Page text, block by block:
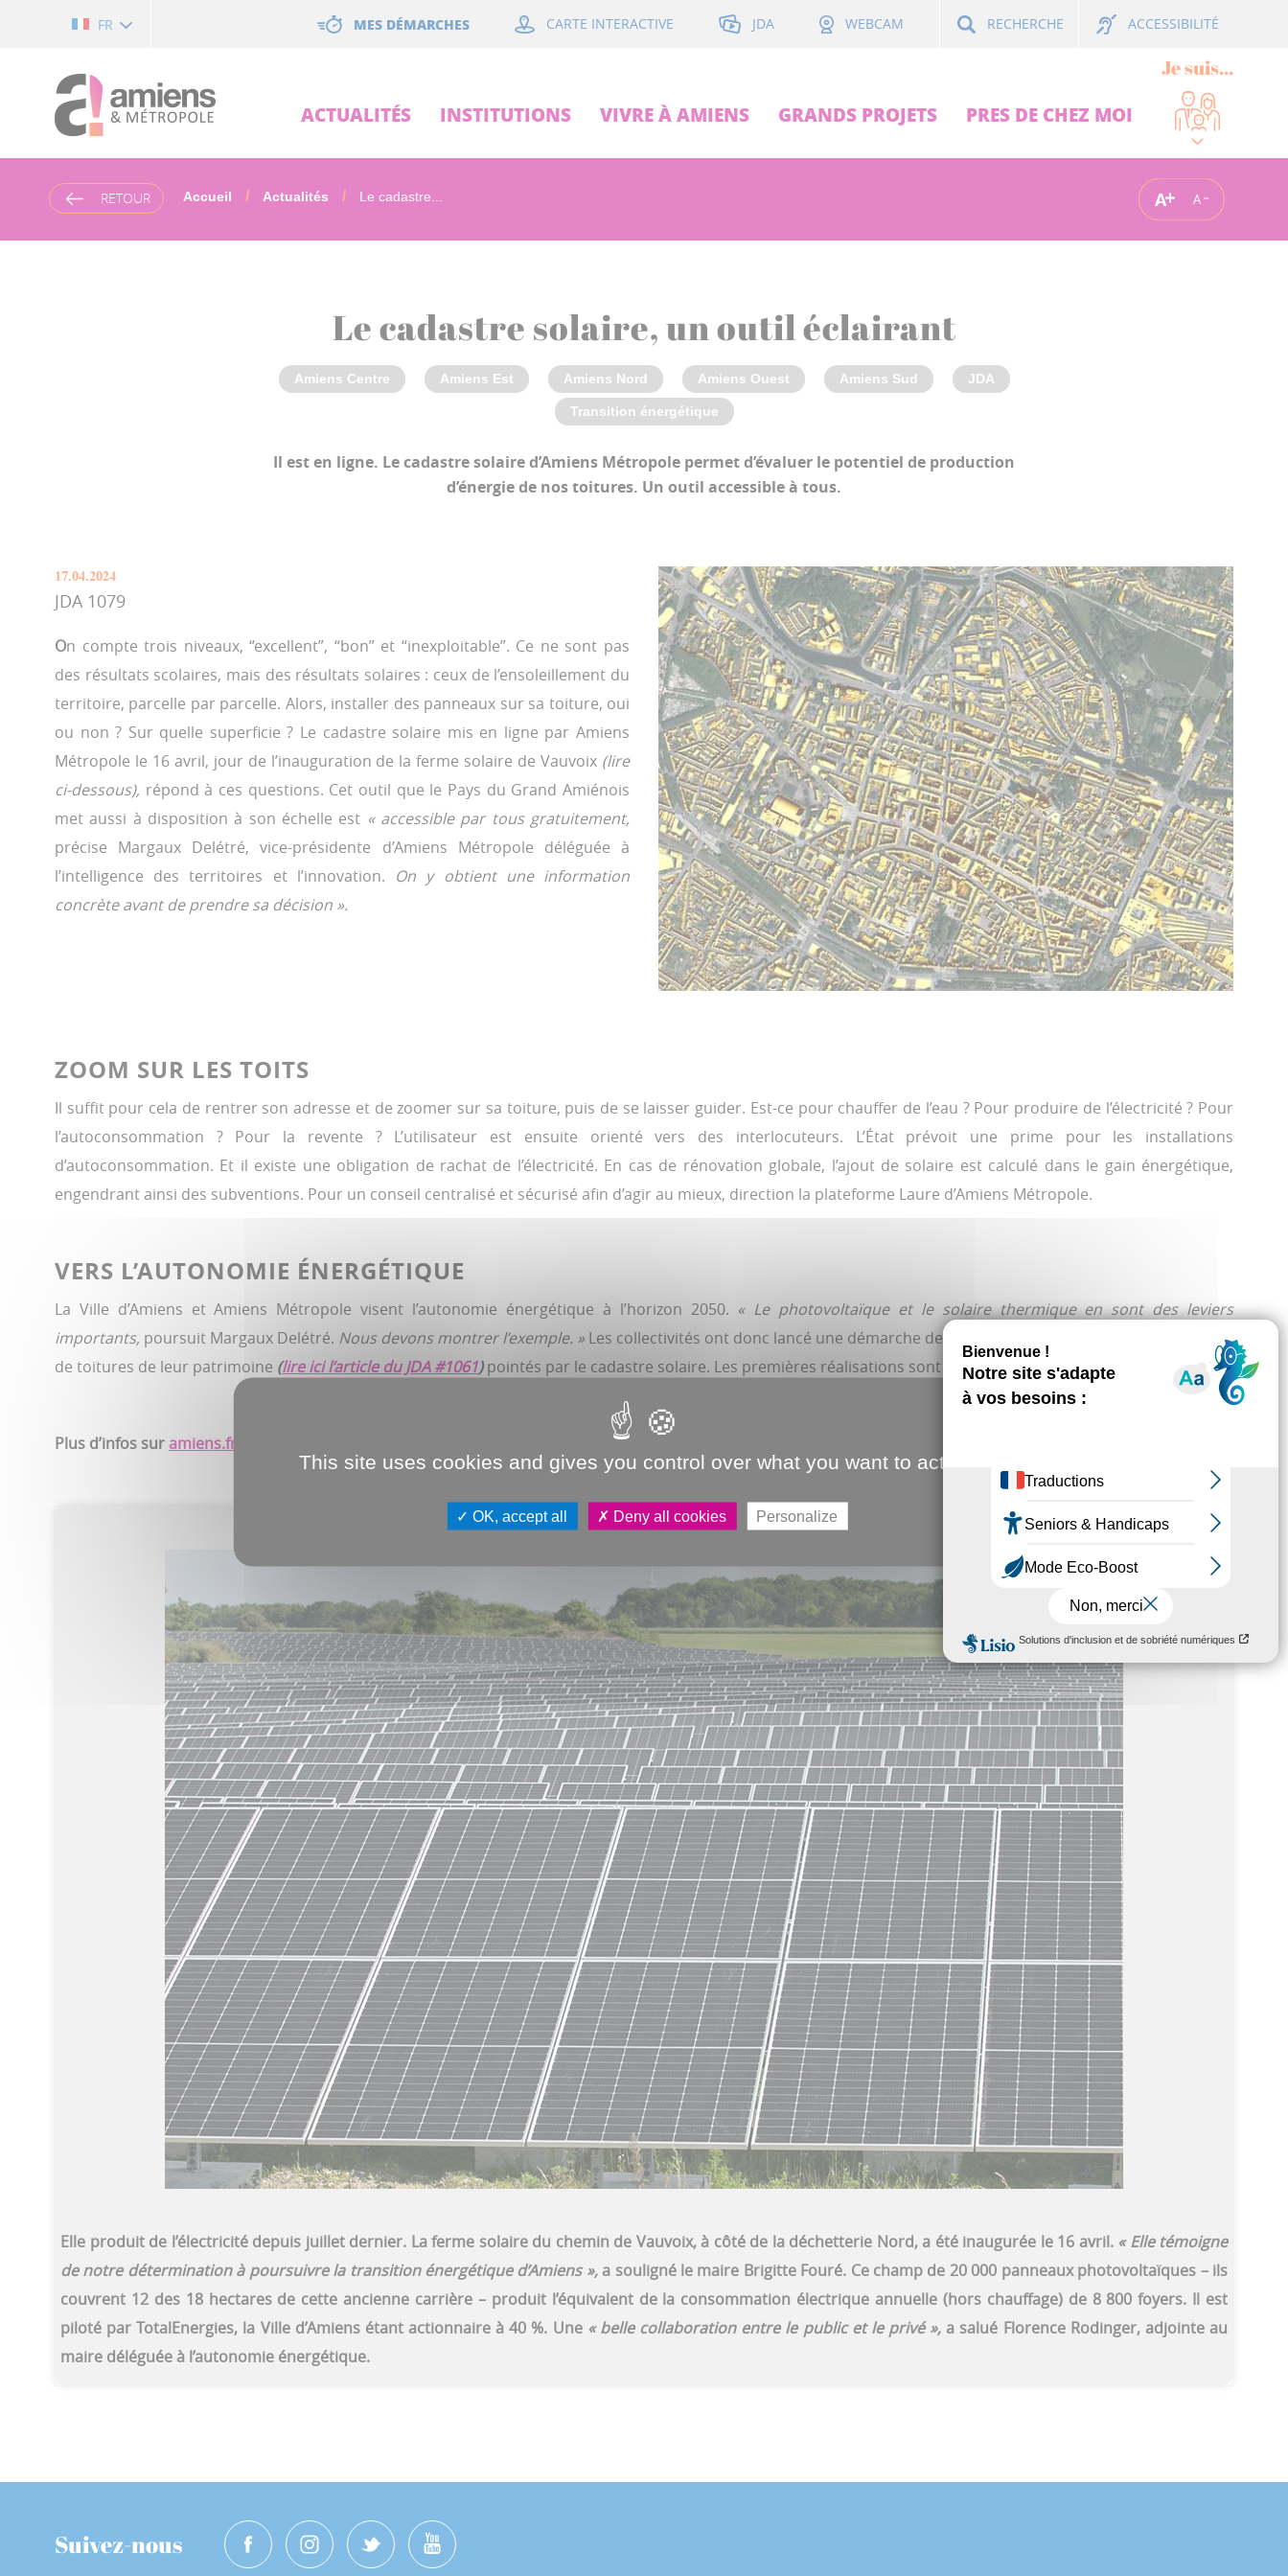
FR MES DÉMARCHES CARTE INTERACTIVE JDA WEBCAM RECHERCHE ACCESSIBILITÉ
ACTUALITÉS INSTITUTIONS VIVRE À AMIENS GRANDS PROJETS PRES DE CHEZ MOI
Je suis...
RETOUR Accueil Actualités Le cadastre... A A
Le cadastre solaire, un outil éclairant
Amiens Centre Amiens Est Amiens Nord Amiens Ouest Amiens Sud JDA
Transition énergétique
Il est en ligne. Le cadastre solaire d’Amiens Métropole permet d’évaluer le potentiel de production
d’énergie de nos toitures. Un outil accessible à tous.
17.04.2024
JDA 1079
On compte trois niveaux, “excellent”, “bon” et “inexploitable”. Ce ne sont pas
des résultats scolaires, mais des résultats solaires : ceux de l’ensoleillement du
territoire, parcelle par parcelle. Alors, installer des panneaux sur sa toiture, oui
ou non ? Sur quelle superficie ? Le cadastre solaire mis en ligne par Amiens
Métropole le 16 avril, jour de l’inauguration de la ferme solaire de Vauvoix (lire
ci-dessous), répond à ces questions. Cet outil que le Pays du Grand Amiénois
met aussi à disposition à son échelle est « accessible par tous gratuitement,
précise Margaux Delétré, vice-présidente d’Amiens Métropole déléguée à
l’intelligence des territoires et l’innovation. On y obtient une information
concrète avant de prendre sa décision ».
ZOOM SUR LES TOITS
Il suffit pour cela de rentrer son adresse et de zoomer sur sa toiture, puis de se laisser guider. Est-ce pour chauffer de l’eau ? Pour produire de l’électricité ? Pour
l’autoconsommation ? Pour la revente ? L’utilisateur est ensuite orienté vers des interlocuteurs. L’État prévoit une prime pour les installations
d’autoconsommation. Et il existe une obligation de rachat de l’électricité. En cas de rénovation globale, l’ajout de solaire est calculé dans le gain énergétique,
engendrant ainsi des subventions. Pour un conseil centralisé et sécurisé afin d’agir au mieux, direction la plateforme Laure d’Amiens Métropole.
VERS L’AUTONOMIE ÉNERGÉTIQUE
La Ville d’Amiens et Amiens Métropole visent l’autonomie énergétique à l’horizon 2050. « Le photovoltaïque et le solaire thermique en sont des leviers
importants, poursuit Margaux Delétré. Nous devons montrer l’exemple. » Les collectivités ont donc lancé une démarche de couverture photovoltaïque de 6 000 m2
de toitures de leur patrimoine (lire ici l’article du JDA #1061)pointés par le cadastre solaire. Les premières réalisations sont attendues dans l’année.
Jean-Christophe Fouquet
Plus d’infos suramiens.fr/cadastresolaire
LA FERME DE VAUVOIX INAUGURÉE
Elle produit de l’électricité depuis juillet dernier. La ferme solaire du chemin de Vauvoix, à côté de la déchetterie Nord, a été inaugurée le 16 avril. « Elle témoigne
de notre détermination à poursuivre la transition énergétique d’Amiens »,a souligné le maire Brigitte Fouré. Ce champ de 20 000 panneaux photovoltaïques – ils
couvrent 12 des 18 hectares de cette ancienne carrière – produit l’équivalent de la consommation électrique annuelle (hors chauffage) de 8 800 foyers. Il est
piloté par TotalEnergies, la Ville d’Amiens étant actionnaire à 40 %. Une « belle collaboration entre le public et le privé », a salué Florence Rodinger, adjointe au
maire déléguée à l’autonomie énergétique.
Suivez-nous
This site uses cookies and gives you control over what you want to activate
OK, accept all Deny all cookies Personalize